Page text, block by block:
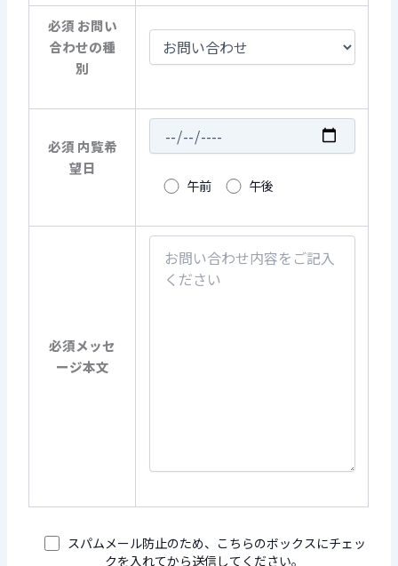
必須 お問い
合わせの種
別
必須 内覧希
望日
午前 午後
必須メッセ
ージ本文
スパムメール防止のため、こちらのボックスにチェッ
クを入れてから送信してください。